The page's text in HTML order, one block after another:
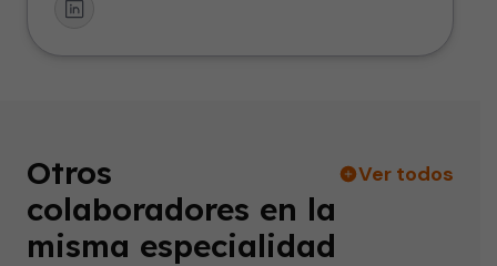
Otros
colaboradores en la
misma especialidad
Ver todos